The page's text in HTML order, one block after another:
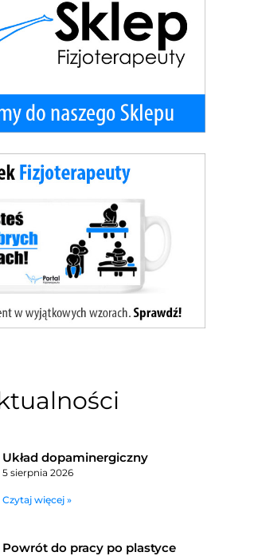
Układ dopaminergiczny
5 sierpnia 2026
Czytaj więcej »
Powrót do pracy po plastyce